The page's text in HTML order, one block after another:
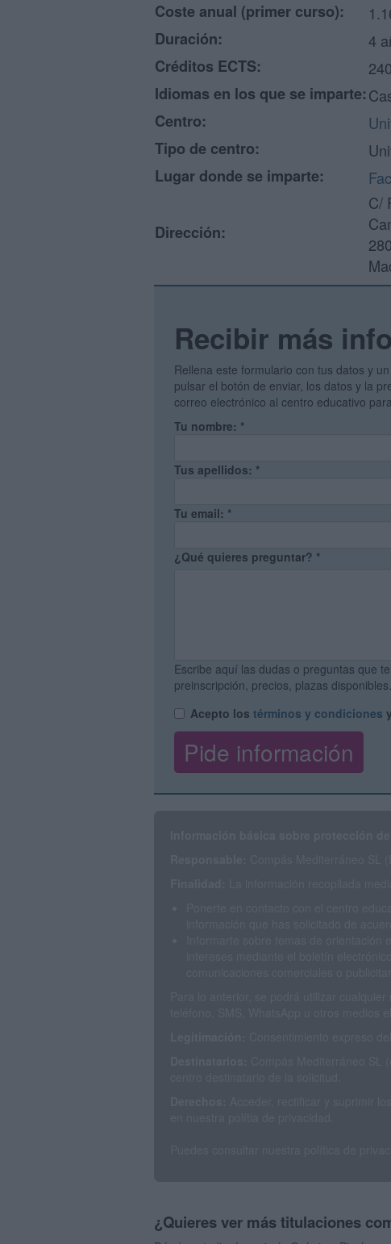
Coste anual (primer curso):
Duración:
4
Créditos ECTS:
240
Idiomas en los que se imparte:
Centro:
Tipo de centro:
Lugar donde se imparte:
Dirección:
C/
Recibir más
Rellena este formulario con tus datos y
pulsar el botón de enviar, los datos y la
correo electrónico al centro educativo
Tu nombre: *
Tus apellidos: *
Tu email: *
¿Qué quieres preguntar? *
Escribe aquí las dudas o preguntas que
preinscripción, precios, plazas
Acepto los términos y condiciones
¿Quieres ver más titulaciones